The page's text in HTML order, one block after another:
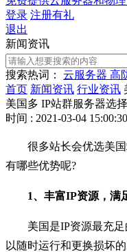
登录 注册有礼
退出
新闻资讯
搜索热词： 云服务器 高
首页 新闻资讯 行业资讯
美国多 IP站群服务器选
时间 : 2021-03-04 15:00:30
很多站长会优选美
有哪些优势呢?
1、丰富IP资源，满
美国是IP资源最充
以随时运行和更换损坏